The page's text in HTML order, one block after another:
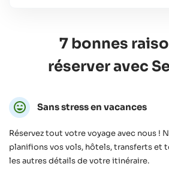
7 bonnes
réserver avec
Sans stress en vacances
Réservez tout votre voyage avec nous !
planifions vos vols, hôtels, transferts et
les autres détails de votre itinéraire.